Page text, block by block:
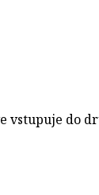
vstupuje do